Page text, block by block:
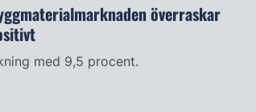
överraskar
med 9,5 procent.